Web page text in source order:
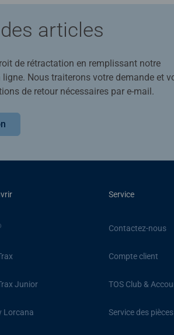
articles
de rétractation en remplissant notre
Nous traiterons votre demande et
de retour nécessaires par e-mail.
Junior
Lorcana
Service
Contactez-nous
Compte client
TOS Club &
Service des